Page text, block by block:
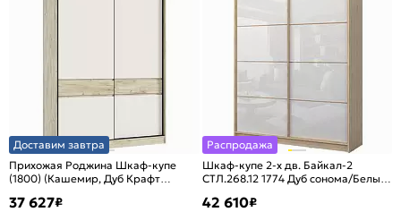
Доставим завтра
Прихожая Роджина Шкаф-купе
(1800) (Кашемир, Дуб Крафт
37 627₽
Распродажа
Шкаф-купе 2-х дв. Байкал-2
СТЛ.268.12 1774 Дуб сонома/Белый
42 610₽